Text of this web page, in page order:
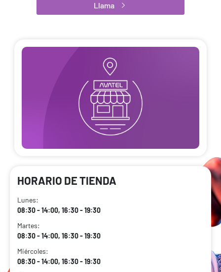
Llama
HORARIO DE TIENDA
Lunes:
08:30 - 14:00, 16:30 - 19:30
Martes:
08:30 - 14:00, 16:30 - 19:30
Miércoles:
08:30 - 14:00, 16:30 - 19:30